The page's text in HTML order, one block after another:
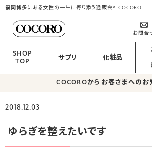
福岡博多にある女性の一生に寄り添う通販会社COCORO
お問合
SHOP
TOP
サプリ 化粧品
COCOROからお客さまへのお
2018.12.03
ゆらぎを整えたいです